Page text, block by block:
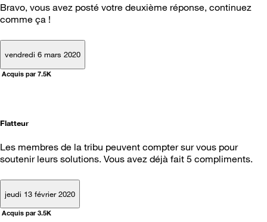
Bravo, vous avez posté votre deuxième réponse, continuez
comme ça !
vendredi 6 mars 2020
Acquis par 7.5K
Flatteur
Les membres de la tribu peuvent compter sur vous pour
soutenir leurs solutions. Vous avez déjà fait 5 compliments.
jeudi 13 février 2020
Acquis par 3.5K